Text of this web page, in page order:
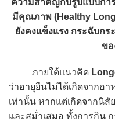
ความสำคัญกับรูปแบบกา
มีคุณภาพ (Healthy
ยังคงแข็งแรง กระฉับกร
ขอ
ภายใต้แนวคิด
ว่าอายุยืนไม่ได้เกิดจากอ
เท่านั้น หากแต่เกิดจากนิสั
และสม่ำเสมอ ทั้งการกิน